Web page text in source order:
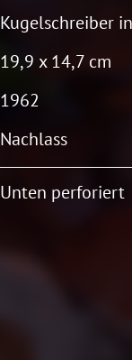
Kugelschreiber
19,9 x 14,7 cm
1962
Nachlass
Unten perforiert